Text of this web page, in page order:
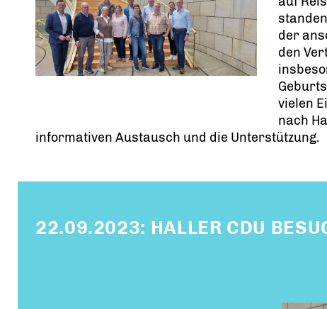
der
den
vielen
nach
informativen Austausch und die Unterstützung.
22.09.2023: HALLER CDU